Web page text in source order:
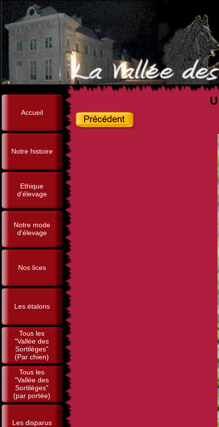
Accueil
Notre histoire
Ethique
d'élevage
Notre mode
d'élevage
Nos lices
Les étalons
Tous les
"Vallée des
Sortilèges"
(Par chien)
Tous les
"Vallée des
Sortilèges"
(par portée)
Les disparus